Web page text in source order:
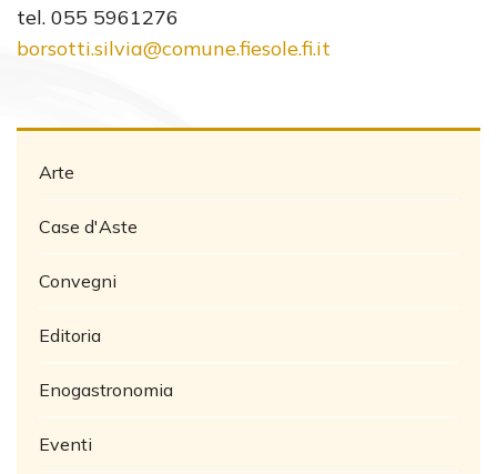
tel. 055 5961276
borsotti.silvia@comune.fiesole.fi.it
Arte
Case d'Aste
Convegni
Editoria
Enogastronomia
Eventi